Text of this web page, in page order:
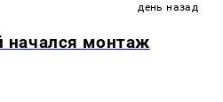
день назад
начался монтаж